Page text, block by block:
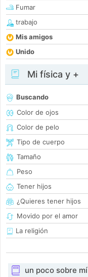
Fumar
trabajo
Mis amigos
Unido
Mi física y +
Buscando
Color de ojos
Color de pelo
Tipo de cuerpo
Tamaño
Peso
Tener hijos
¿Quieres tener hijos
Movido por el amor
La religión
un poco sobre mí